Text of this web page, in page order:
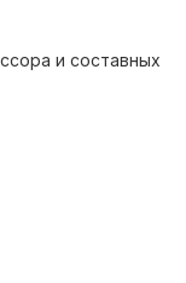
и составных